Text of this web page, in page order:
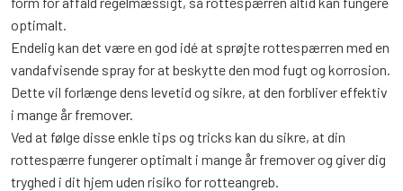
optimalt.
Endelig kan det være en god idé at sprøjte rottespærren med en
vandafvisende spray for at beskytte den mod fugt og korrosion.
Dette vil forlænge dens levetid og sikre, at den forbliver effektiv
i mange år fremover.
Ved at følge disse enkle tips og tricks kan du sikre, at din
rottespærre fungerer optimalt i mange år fremover og giver dig
tryghed i dit hjem uden risiko for rotteangreb.